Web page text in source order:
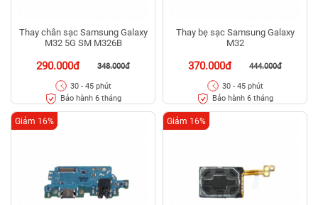
Thay chân sạc Samsung Galaxy
M32 5G SM M326B
290.000đ 348.000đ
30 - 45 phút
Bảo hành 6 tháng
Thay bẹ sạc Samsung Galaxy
M32
370.000đ 444.000đ
30 - 45 phút
Bảo hành 6 tháng
Giảm 16% Giảm 16%